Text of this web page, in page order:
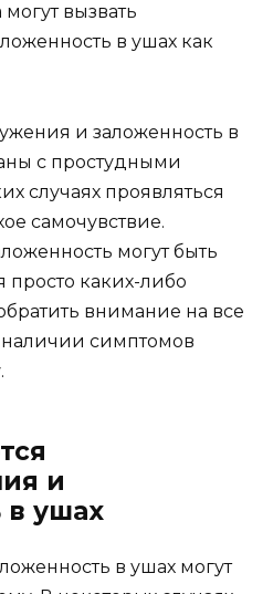
вызвать
в ушах как
и заложенность в
с простудными
случаях проявляться
самочувствие.
могут быть
каких-либо
внимание на все
симптомов
и
в ушах
в ушах могут